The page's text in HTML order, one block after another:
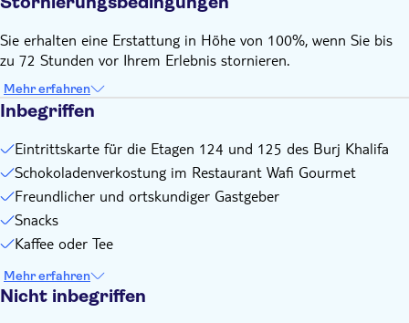
Sie erhalten eine Erstattung in Höhe von 100%, wenn Sie bis
zu 72 Stunden vor Ihrem Erlebnis stornieren.
Mehr erfahren
Inbegriffen
Eintrittskarte für die Etagen 124 und 125 des Burj Khalifa
Schokoladenverkostung im Restaurant Wafi Gourmet
Freundlicher und ortskundiger Gastgeber
Snacks
Kaffee oder Tee
Mehr erfahren
Nicht inbegriffen